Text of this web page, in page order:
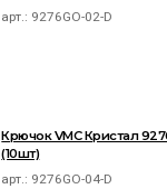
арт.: 9276GO-02-D
Крючок VMC Кристал
(10шт)
арт.: 9276GO-04-D